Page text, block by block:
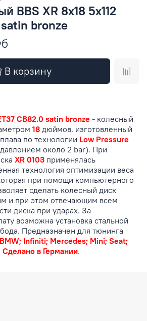
BBS XR 8x18 5x112
bronze
В корзину
CB82.0 satin bronze - колесный
18 дюймов, изготовленный
по технологии Low Pressure
около 2 bar). При
XR 0103 применялась
технология оптимизации веса
при помощи компьютерного
сделать колесный диск
и при этом отвечающим всем
диска при ударах. За
возможна установка стальной
Предназначен для тюнинга
Infiniti; Mercedes; Mini; Seat;
Сделано в Германии.